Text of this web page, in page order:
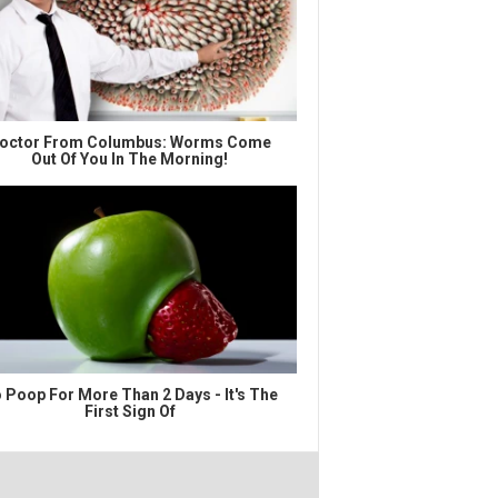
From Columbus: Worms Come
Out Of You In The Morning!
Poop For More Than 2 Days - It's The
First Sign Of